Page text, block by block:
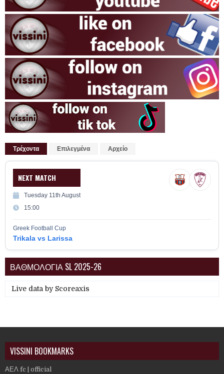
Τρέχοντα Επιλεγμένα Αρχείο
NEXT MATCH
Tuesday 11th August
15:00
Greek Football Cup
Trikala vs Larissa
ΒΑΘΜΟΛΟΓΙΑ SL 2025-26
Live data by Scoreaxis
VISSINI BOOKMARKS
ΑΕΛ fc | official